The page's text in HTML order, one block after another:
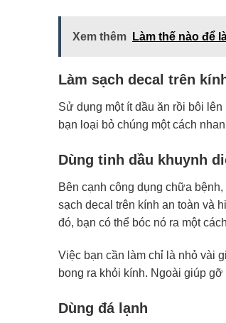
Xem thêm Làm thế nào để
Làm sạch decal trên
Sử dụng một ít dầu ăn rồi bôi
bạn loại bỏ chúng một cách
Dùng tinh dầu khuynh
Bên cạnh công dụng chữa
sạch decal trên kính an toàn và
đó, bạn có thể bóc nó ra một
Việc bạn cần làm chỉ là nhỏ vài
bong ra khỏi kính. Ngoài giúp
Dùng đá lạnh